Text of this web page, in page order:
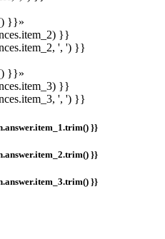
}}»
}}
', ') }}
}}»
}}
', ') }}
}}
}}
}}